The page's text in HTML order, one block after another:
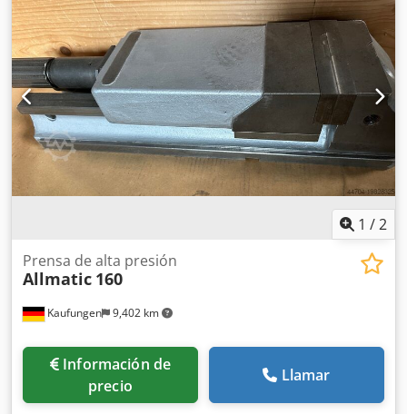
Pieza de trabajo: Pieza pre-mecanizada Ancho de
mordazas/mm: 160 Apertura máxima/mm: 302 Apertura:
302 mm - Incluye 2x garras de sujeción - Sin llave de
tornillo de banco
1 /2
Kaufungen 9,402 km
Prensa de alta presión
Allmatic 160
Información de
precio
Llamar